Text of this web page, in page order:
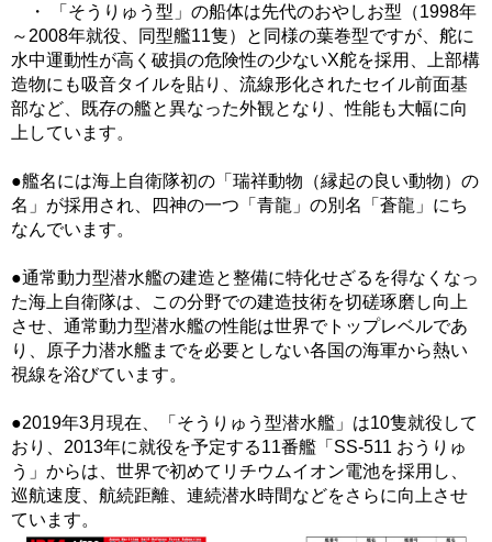
・ 「そうりゅう型」の船体は先代のおやしお型（1998年
～2008年就役、同型艦11隻）と同様の葉巻型ですが、舵に
水中運動性が高く破損の危険性の少ないX舵を採用、上部構
造物にも吸音タイルを貼り、流線形化されたセイル前面基
部など、既存の艦と異なった外観となり、性能も大幅に向
上しています。
●艦名には海上自衛隊初の「瑞祥動物（縁起の良い動物）の
名」が採用され、四神の一つ「青龍」の別名「蒼龍」にち
なんでいます。
●通常動力型潜水艦の建造と整備に特化せざるを得なくなっ
た海上自衛隊は、この分野での建造技術を切磋琢磨し向上
させ、通常動力型潜水艦の性能は世界でトップレベルであ
り、原子力潜水艦までを必要としない各国の海軍から熱い
視線を浴びています。
●2019年3月現在、「そうりゅう型潜水艦」は10隻就役して
おり、2013年に就役を予定する11番艦「SS-511 おうりゅ
う」からは、世界で初めてリチウムイオン電池を採用し、
巡航速度、航続距離、連続潜水時間などをさらに向上させ
ています。